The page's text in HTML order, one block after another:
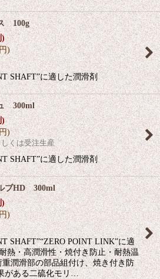
100g
)
円)
SHAFT”に適した潤滑剤
300ml
)
)
くは受注生産
SHAFT”に適した潤滑剤
ブHD 300ml
)
)
SHAFT”“ZERO POINT LINK”に適
熱・高潤滑性・焼付き防止・耐熱温
潤滑部の部品組付け、焼き付き防
がある二硫化モリ…